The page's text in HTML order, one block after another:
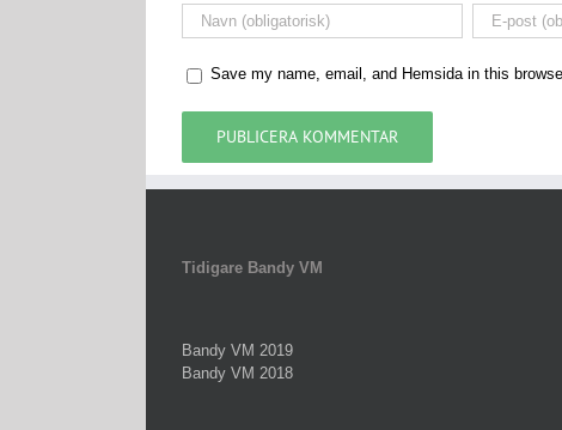
Save my name, email, and Hemsida in this
Tidigare Bandy VM
Bandy VM 2019
Bandy VM 2018